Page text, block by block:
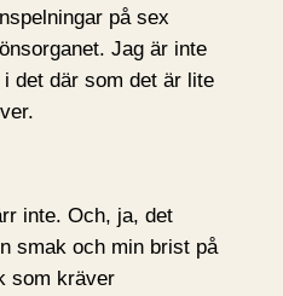
på sex
Jag är inte
det där som det är lite
inte. Och, ja, det
smak och min brist på
som kräver